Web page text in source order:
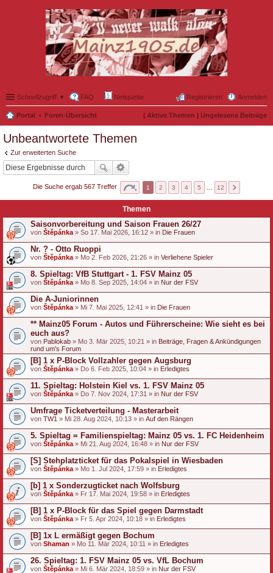
Schnellzugriff ▼ FAQ Netiquette Anmelden
Registrieren
Portal Foren-Übersicht | Aktive Themen | Ungelesene Beiträge
Unbeantwortete Themen
Zur erweiterten Suche
Die Suche ergab 567 Treffer 1 2 3 4 5 12
Themen
Saisonvorbereitung und Saison Frauen 26/27
von Štěpánka » So 17. Mai 2026, 16:12 » in Die Frauen
Nr. ? - Otto Ruoppi
von Štěpánka » Mo 2. Feb 2026, 21:26 » in Verliehene Spieler
8. Spieltag: VfB Stuttgart - 1. FSV Mainz 05
von Štěpánka » Mo 8. Sep 2025, 14:04 » in Nur der FSV
Die A-Juniorinnen
von Štěpánka » Mi 7. Mai 2025, 12:41 » in Die Frauen
** Mainz05 Forum - Autos und Führerscheine: Wie sieht es bei
euch aus?
von Pablokab » Mo 3. Mär 2025, 10:21 » in Beiträge, Fragen & Ankündigungen
rund um's Forum
[B] 1 x P-Block Vollzahler gegen Augsburg
von Štěpánka » Do 6. Feb 2025, 10:04 » in Erledigtes
11. Spieltag: Holstein Kiel vs. 1. FSV Mainz 05
von Štěpánka » Do 7. Nov 2024, 17:31 » in Nur der FSV
Umfrage Ticketverteilung - Masterarbeit
von TW1 » Mi 28. Aug 2024, 10:13 » in Auf den Rängen
5. Spieltag = Familienspieltag: Mainz 05 vs. 1. FC Heidenheim
von Štěpánka » Mi 21. Aug 2024, 16:48 » in Nur der FSV
[S] Stehplatzticket für das Pokalspiel in Wiesbaden
von Štěpánka » Mo 1. Jul 2024, 17:59 » in Erledigtes
[b] 1 x Sonderzugticket nach Wolfsburg
von Štěpánka » Fr 17. Mai 2024, 19:58 » in Erledigtes
[B] 1 x P-Block für das Spiel gegen Darmstadt
von Štěpánka » Fr 5. Apr 2024, 10:18 » in Erledigtes
[B] 1x L ermäßigt gegen Bochum
von Shaman » Mo 11. Mär 2024, 10:11 » in Erledigtes
26. Spieltag: 1. FSV Mainz 05 vs. VfL Bochum
von Štěpánka » Mi 6. Mär 2024, 18:59 » in Nur der FSV